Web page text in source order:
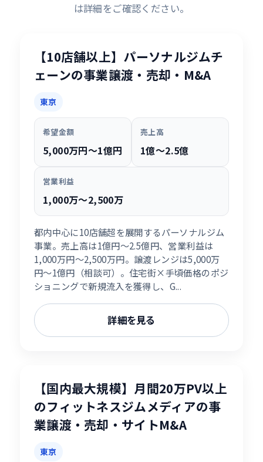
は詳細をご確認ください。
【10店舗以上】パーソナルジムチ
ェーンの事業譲渡・売却・M&A
東京
希望金額
5,000万円〜1億円
売上高
1億〜2.5億
営業利益
1,000万〜2,500万
都内中心に10店舗超を展開するパーソナルジム
事業。売上高は1億円〜2.5億円、営業利益は
1,000万円〜2,500万円。譲渡レンジは5,000万
円〜1億円（相談可）。住宅街×手頃価格のポジ
ショニングで新規流入を獲得し、G...
詳細を見る
【国内最大規模】月間20万PV以上
のフィットネスジムメディアの事
業譲渡・売却・サイトM&A
東京